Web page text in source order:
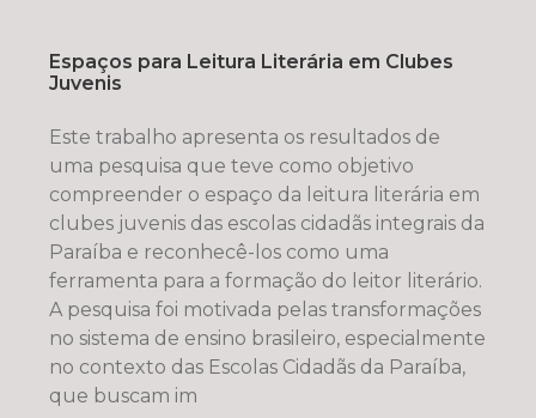
Espaços para Leitura Literária em Clubes
Juvenis
Este trabalho apresenta os resultados de
uma pesquisa que teve como objetivo
compreender o espaço da leitura literária em
clubes juvenis das escolas cidadãs integrais da
Paraíba e reconhecê-los como uma
ferramenta para a formação do leitor literário.
A pesquisa foi motivada pelas transformações
no sistema de ensino brasileiro, especialmente
no contexto das Escolas Cidadãs da Paraíba,
que buscam im